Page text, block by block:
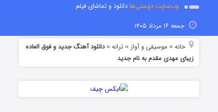
وب‌سایت دوستی‌هادانلود و تماشای فیلم
جمعه ۱۶ مرداد ۱۴۰۵
خانه » موسیقی و آواز »ترانه »دانلود آهنگ جدید و فوق العاده
زیبای مهدی مقدم به نام جدید